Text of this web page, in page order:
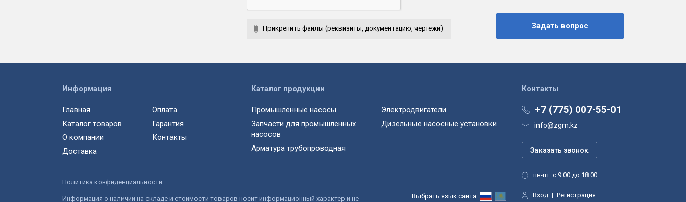
Прикрепить файлы (реквизиты, документацию, чертежи)
Контакты
+7 (775) 007-55-01
info@zgm.kz
пн-пт: с 9:00 до 18:00
Вход | Регистрация
Выбрать язык сайта:
Информация
Главная
Каталог товаров
О компании
Доставка
Оплата
Гарантия
Контакты
Каталог продукции
Промышленные насосы
Запчасти для промышленных
насосов
Арматура трубопроводная
Электродвигатели
Дизельные насосные установки
Политика конфиденциальности
Информация о наличии на складе и стоимости товаров носит информационный характер и не